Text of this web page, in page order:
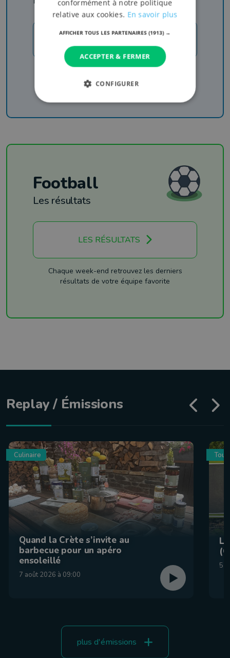
Recevez nos newsletters pour ne rien manquer
de l'info, du sport et de nos émissions
Football
Les résultats
LES RÉSULTATS
Chaque week-end retrouvez les derniers
résultats de votre équipe favorite
Replay / Émissions
Culinaire
Quand la Crète s’invite au
barbecue pour un apéro
ensoleillé
7 août 2026 à 09:00
5
plus d'émissions
conformément à notre politique
relative aux cookies. En savoir plus
AFFICHER TOUS LES PARTENAIRES(1913) →
ACCEPTER & FERMER
CONFIGURER